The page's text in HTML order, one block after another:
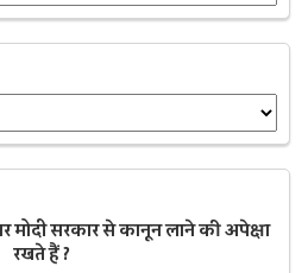
मोदी सरकार से कानून लाने की अपेक्षा
रखते हैं ?